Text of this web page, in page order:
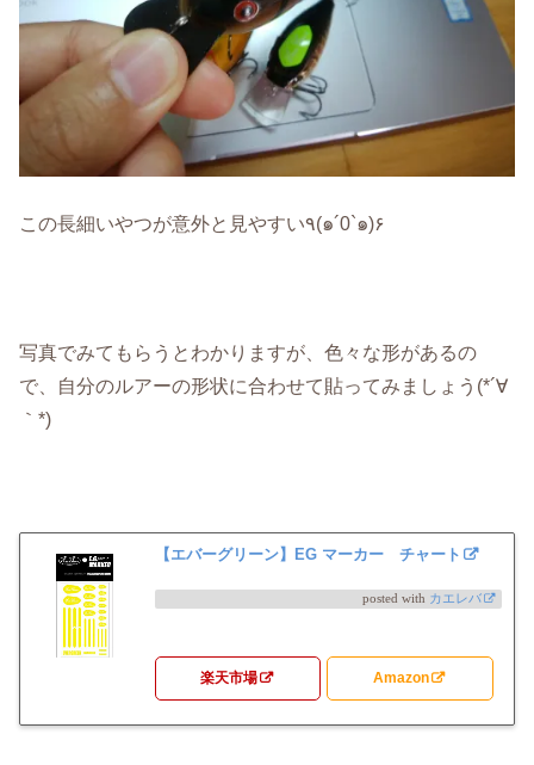
この長細いやつが意外と見やすい٩(๑´0`๑)۶
写真でみてもらうとわかりますが、色々な形があるの
で、自分のルアーの形状に合わせて貼ってみましょう(*´∀
｀*)
【エバーグリーン】EG マーカー チャート
posted with カエレバ
楽天市場 Amazon